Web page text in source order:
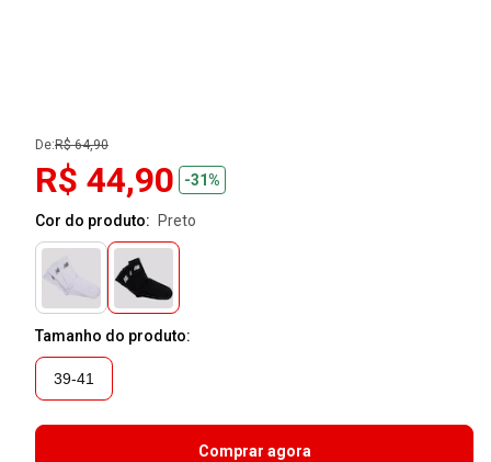
De:R$ 64,90
R$ 44,90 -31%
Cor do produto: preto
Tamanho do produto:
39-41
Comprar agora